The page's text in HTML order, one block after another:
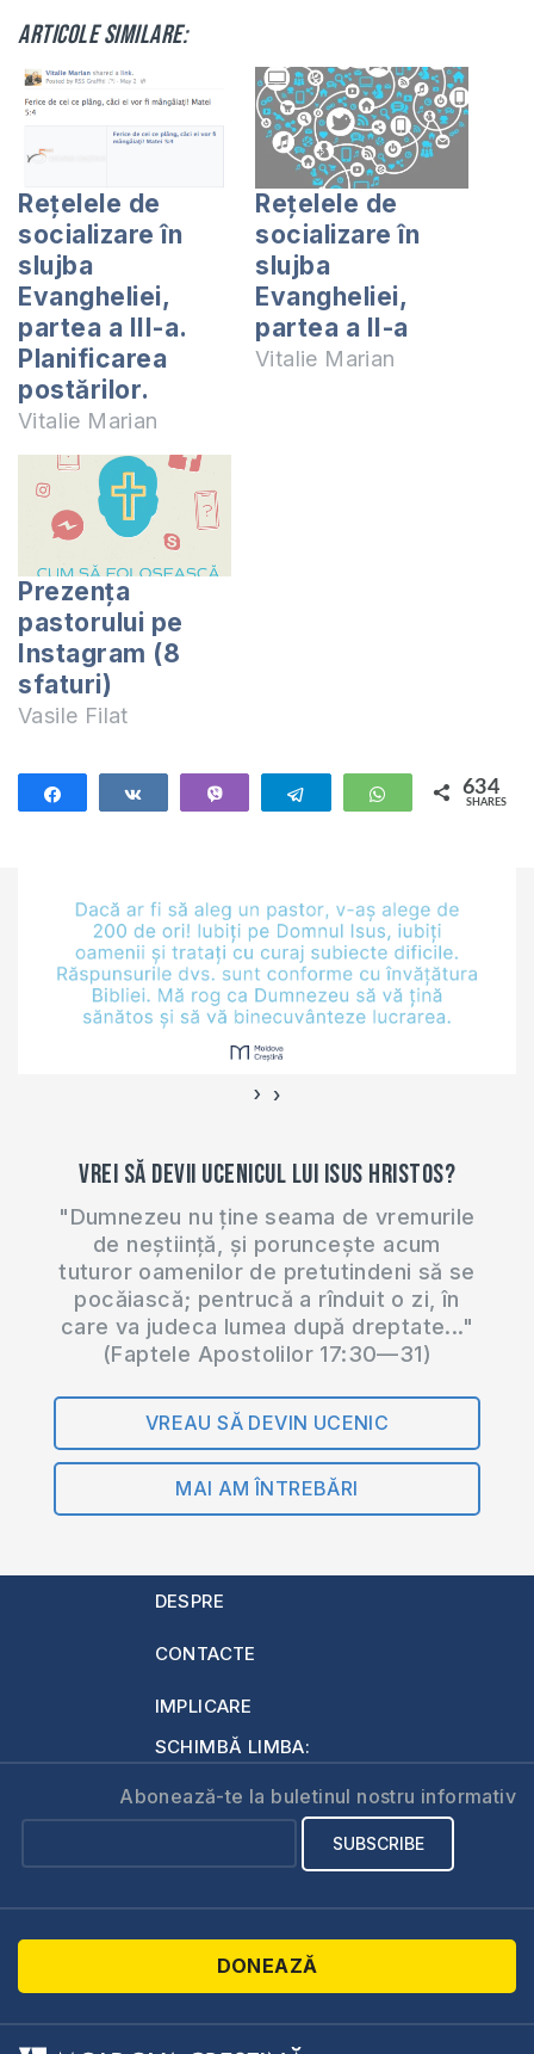
Articole similare:
Reţelele de
socializare în
slujba
Evangheliei,
partea a III-a.
Planificarea
postărilor.
Vitalie Marian
Rețelele de
socializare în
slujba
Evangheliei,
partea a II-a
Vitalie Marian
Prezența
pastorului pe
Instagram (8
sfaturi)
Vasile Filat
Telegram WhatsApp
634
SHARES
‹ ›
Vrei să devii ucenicul lui Isus Hristos?
"Dumnezeu nu ține seama de vremurile
de neștiință, și poruncește acum
tuturor oamenilor de pretutindeni să se
pocăiască; pentrucă a rînduit o zi, în
care va judeca lumea după dreptate..."
(Faptele Apostolilor 17:30—31)
VREAU SĂ DEVIN UCENIC
MAI AM ÎNTREBĂRI
DESPRE
CONTACTE
IMPLICARE
SCHIMBĂ LIMBA:
Abonează-te la buletinul nostru informativ
DONEAZĂ